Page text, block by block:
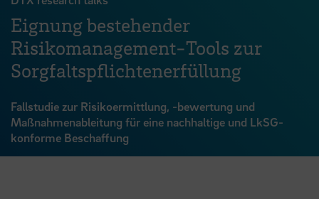
Eignung bestehender
Risikomanagement-­Tools zur
Sorgfaltspflichtenerfüllung
Fallstudie zur Risikoermittlung, -bewertung und
Maßnahmenableitung für eine nachhaltige und LkSG-
konforme Beschaffung